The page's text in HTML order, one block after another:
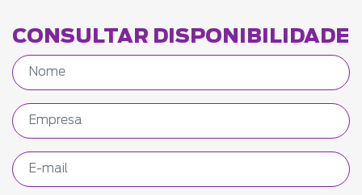
CONSULTAR DISPONIBILIDADE